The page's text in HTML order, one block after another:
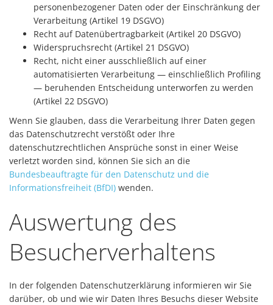
personenbezogener Daten oder der Einschränkung der
Verarbeitung (Artikel 19 DSGVO)
Recht auf Datenübertragbarkeit (Artikel 20 DSGVO)
Widerspruchsrecht (Artikel 21 DSGVO)
Recht, nicht einer ausschließlich auf einer
automatisierten Verarbeitung — einschließlich Profiling
— beruhenden Entscheidung unterworfen zu werden
(Artikel 22 DSGVO)
Wenn Sie glauben, dass die Verarbeitung Ihrer Daten gegen
das Datenschutzrecht verstößt oder Ihre
datenschutzrechtlichen Ansprüche sonst in einer Weise
verletzt worden sind, können Sie sich an die
Bundesbeauftragte für den Datenschutz und die
Informationsfreiheit (BfDI) wenden.
Auswertung des
Besucherverhaltens
In der folgenden Datenschutzerklärung informieren wir Sie
darüber, ob und wie wir Daten Ihres Besuchs dieser Website